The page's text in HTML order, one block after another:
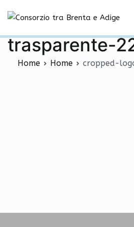
contenuto
cropped-logo-
trasparente-
Home Home cropped-